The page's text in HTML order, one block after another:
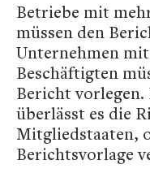
Betriebe mit
müssen den
Unternehmen
Beschäftigten
Bericht
überlässt es die
Mitgliedstaaten,
Berichtsvorlage